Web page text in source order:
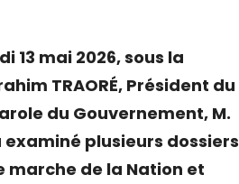
13 mai 2026, sous la
TRAORÉ, Président du
du Gouvernement, M.
examiné plusieurs dossiers
marche de la Nation et